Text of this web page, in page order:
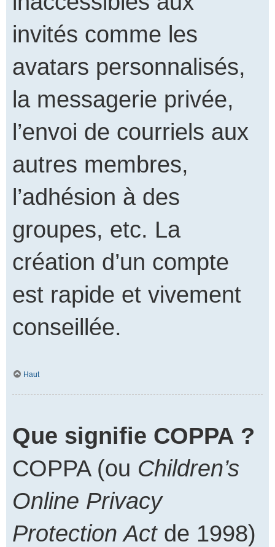
invités comme les
avatars personnalisés,
la messagerie privée,
l’envoi de courriels aux
autres membres,
l’adhésion à des
groupes, etc. La
création d’un compte
est rapide et vivement
conseillée.
Haut
Que signifie COPPA ?
COPPA (ou Children’s
Online Privacy
Protection Actde 1998)